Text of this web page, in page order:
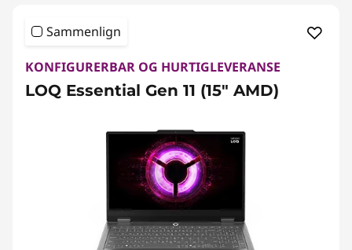
Sammenlign
KONFIGURERBAR OG HURTIGLEVERANSE
LOQ Essential Gen 11 (15" AMD)